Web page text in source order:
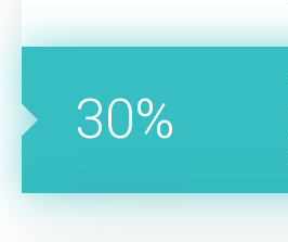
30%